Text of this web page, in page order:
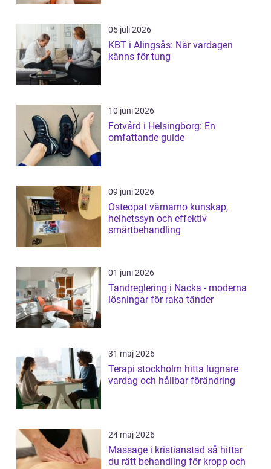
05 juli 2026
KBT i Alingsås: När vardagen
känns för tung
10 juni 2026
Fotvård i Helsingborg: En
omfattande guide
09 juni 2026
Osteopat värnamo kunskap,
helhetssyn och effektiv
smärtbehandling
01 juni 2026
Tandreglering i Nacka - moderna
lösningar för raka tänder
31 maj 2026
Terapi stockholm hitta lugnare
vardag och hållbar förändring
24 maj 2026
Massage i kristianstad så hittar
du rätt behandling för kropp och